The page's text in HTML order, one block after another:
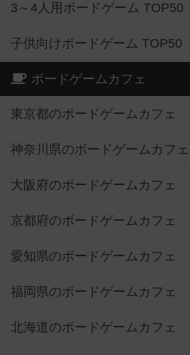
3～4人用ボードゲーム TOP50
子供向けボードゲーム TOP50
ボードゲームカフェ
東京都のボードゲームカフェ
神奈川県のボードゲームカフェ
大阪府のボードゲームカフェ
京都府のボードゲームカフェ
愛知県のボードゲームカフェ
福岡県のボードゲームカフェ
北海道のボードゲームカフェ